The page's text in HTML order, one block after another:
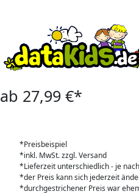
ab 27,99 €*
*Preisbeispiel
*inkl. MwSt. zzgl. Versand
*Lieferzeit unterschiedlich - je
*der Preis kann sich jederzeit
*durchgestrichener Preis war